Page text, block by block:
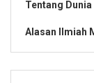
Tentang
Alasan Ilmiah